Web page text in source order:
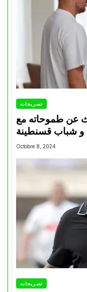
تصريحات
عن طموحاته مع
و شباب قسنطينة
Octobre 8, 2024
تصريحات